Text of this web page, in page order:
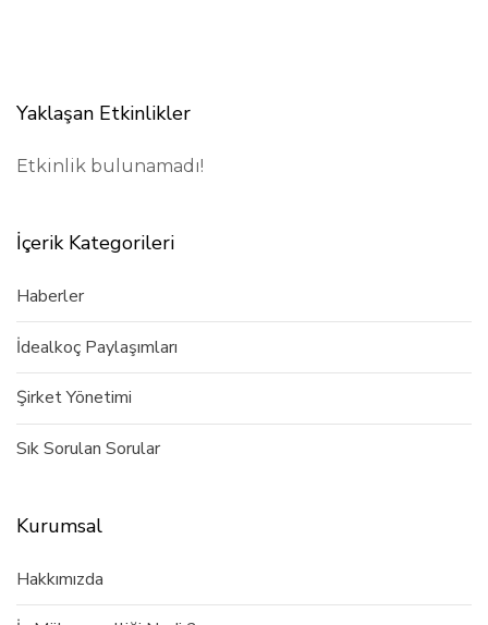
Yaklaşan Etkinlikler
Etkinlik bulunamadı!
İçerik Kategorileri
Haberler
İdealkoç Paylaşımları
Şirket Yönetimi
Sık Sorulan Sorular
Kurumsal
Hakkımızda